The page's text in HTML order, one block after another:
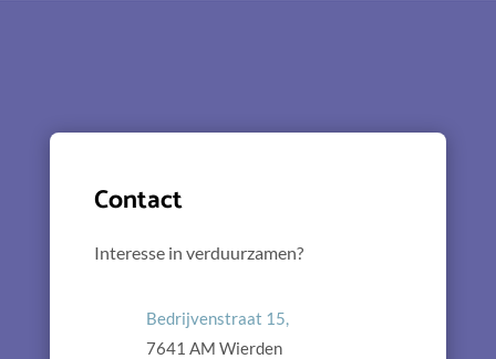
Contact
Interesse in verduurzamen?
Bedrijvenstraat 15,
7641 AM Wierden